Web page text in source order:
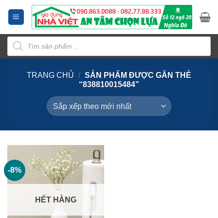
dung
Tìm
kiếm
sản
phẩm
TRANG CHỦ / SẢN PHẨM ĐƯỢC GẮN THẺ
“838810015484”
-8%
HẾT HÀNG